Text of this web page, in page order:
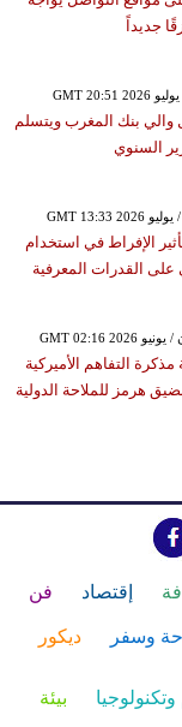
جديداً
بنك المغرب ويتسلم
السنوي
الإفراط في استخدام
على القدرات المعرفية
التفاهم الأميركية
مضيق هرمز للملاحة الدولية
إقتصاد فن
وسفر ديكور
بيئة